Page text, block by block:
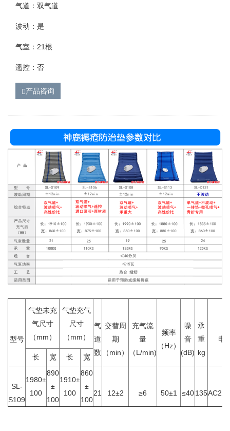
气道：双气道
波动：是
气室：21根
遥控：否
产品咨询
型号
气垫未充
气尺寸
（mm）
气垫充气
尺寸
（mm）
气
道
数
交替周
期
（min）
充气流
量
（L/min)
频率
（Hz）
噪
音
(dB)
承
重
kg
电
长 宽 长 宽
SL-
S109
1980±
100
890
±
100
1910±
100
860
±
100
21 12±2 ≥6 50±1 ≤40 135